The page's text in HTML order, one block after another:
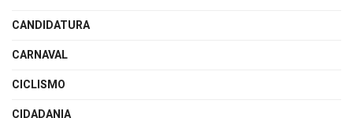
CANDIDATURA
CARNAVAL
CICLISMO
CIDADANIA